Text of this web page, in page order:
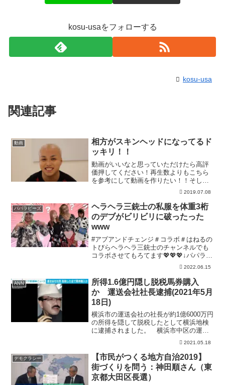
kosu-usaをフォローする
kosu-usa
関連記事
動画
相方がスキンヘッドになってるド
ッキリ！！
動画がいいなと思っていただけたら高評
価押してください！再生数よりもこちら
を参考にして動画を作りたい！！そして
少しでも面白いなと思っていただけたら
ぜひ【チャンネル登録】お願いします！
４年間１度も休まず毎日投稿しておりま
す！少しでもみなさんが楽...
2019.07.08
パパラピーズ
ヘラヘラ三銃士の私服を体重3桁
のデブがビリビリに破ったった
www
#アブアンドチェンジ＃コラボ＃はねるの
トびらヘラヘラ三銃士のチャンネルでも
コラボさせてもろてます💖💖💖↓パパラピ
ーズです！《19時〜週4投稿》チャンネル
ガブランドGAB GAB じんじんブラン
ド J...
2022.06.15
ANN
所得1.6億円隠し脱税馬券購入
か 運送会社社長逮捕(2021年5月
18日)
横浜市の運送会社の社長が約1億6000万円
の所得を隠して脱税したとして横浜地検
に逮捕されました。 横浜市中区の運送
会社「呉羽」の社長・田代真樹容疑者
（50）はおととしまでの3年間で約1億
6000万円の所得を隠し、法人税など約
3860万円を脱...
2021.05.18
デモクラシー
【市民がつくる地方自治2019】
街づくりを問う：神田順さん（東
京都大田区長選）